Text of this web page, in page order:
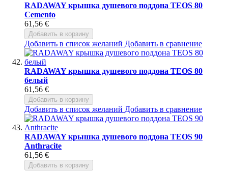
RADAWAY крышка душевого поддона TEOS 80
Cemento
61,56 €
Добавить в корзину
Добавить в список желаний Добавить в сравнение
RADAWAY крышка душевого поддона TEOS 80
белый
61,56 €
Добавить в корзину
Добавить в список желаний Добавить в сравнение
RADAWAY крышка душевого поддона TEOS 90
Anthracite
61,56 €
Добавить в корзину